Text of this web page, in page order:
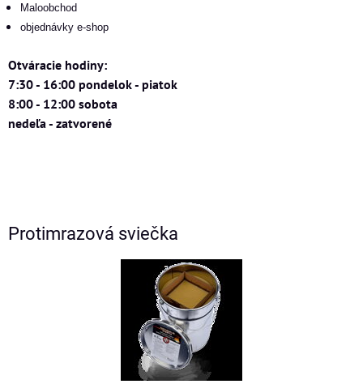
Maloobchod
objednávky e-shop
Otváracie hodiny:
7:30 - 16:00 pondelok - piatok
8:00 - 12:00 sobota
nedeľa - zatvorené
Protimrazová sviečka